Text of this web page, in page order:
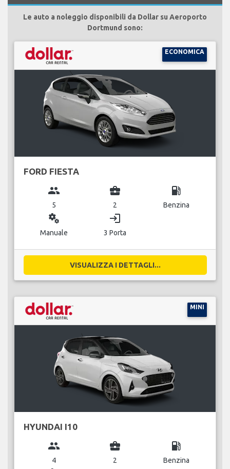
Le auto a noleggio disponibili da Dollar su Aeroporto
Dortmund sono:
ECONOMICA
FORD FIESTA
group
5
business_center
2
local_gas_station
Benzina
miscellaneous_services
Manuale
login
3 Porta
VISUALIZZA I DETTAGLI...
MINI
HYUNDAI I10
group
4
business_center
2
local_gas_station
Benzina